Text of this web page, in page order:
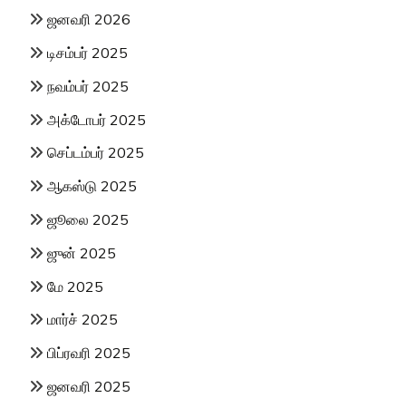
ஜனவரி 2026
டிசம்பர் 2025
நவம்பர் 2025
அக்டோபர் 2025
செப்டம்பர் 2025
ஆகஸ்டு 2025
ஜூலை 2025
ஜுன் 2025
மே 2025
மார்ச் 2025
பிப்ரவரி 2025
ஜனவரி 2025